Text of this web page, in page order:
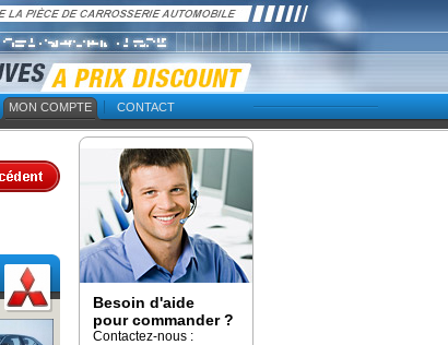
MON COMPTE CONTACT
Besoin d'aide
pour commander ?
Contactez-nous :